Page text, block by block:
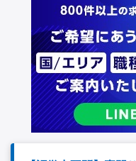
★30代～40代の方が活躍中！ ※キーワード：中国日
職 中国勤務 中国就職
ティング